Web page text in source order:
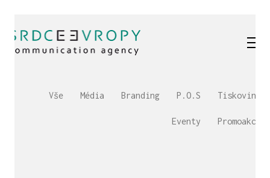
Vše Média Branding P.O.S Tiskoviny
Eventy Promoakce